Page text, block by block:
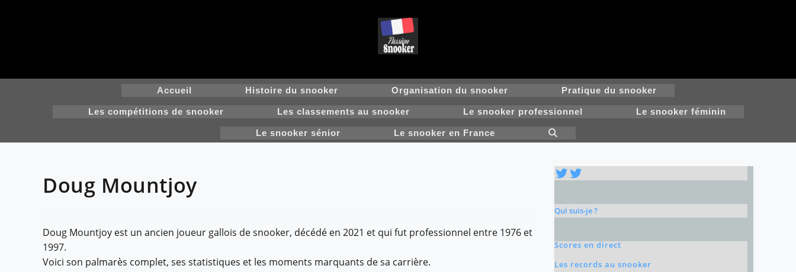
Accueil Histoire du snooker Organisation du snooker Pratique du snooker
Les compétitions de snooker Les classements au snooker Le snooker professionnel Le snooker féminin
Le snooker sénior Le snooker en France
Toggle
Doug Mountjoy
Doug Mountjoy est un ancien joueur gallois de snooker, décédé en 2021 et qui fut professionnel entre 1976 et
1997.
Voici son palmarès complet, ses statistiques et les moments marquants de sa carrière.
Twitter
Twitter
Qui suis-je ?
Scores en direct
Les records au snooker